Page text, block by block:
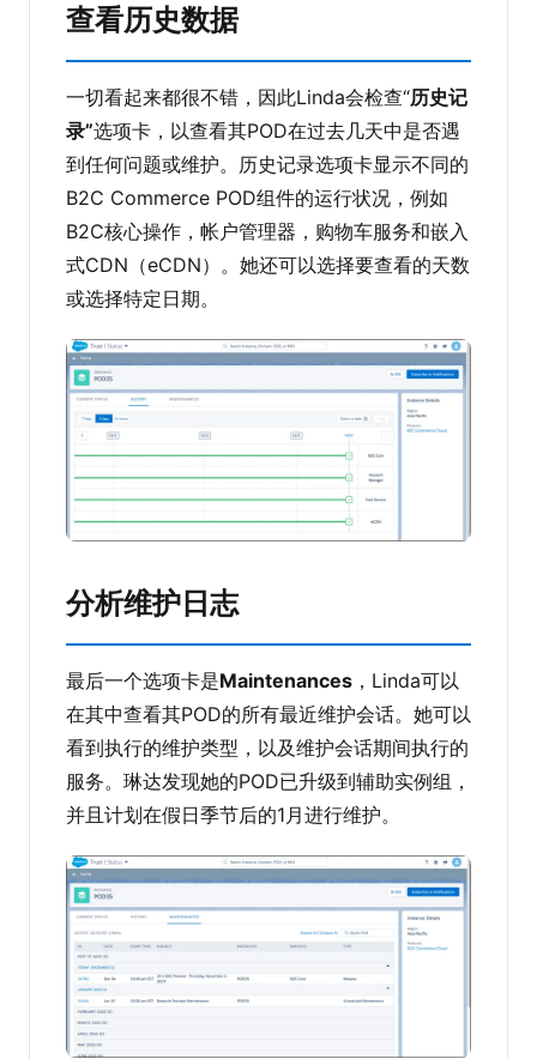
查看历史数据
一切看起来都很不错，因此Linda会检查“历史记
录”选项卡，以查看其POD在过去几天中是否遇
到任何问题或维护。历史记录选项卡显示不同的
B2C Commerce POD组件的运行状况，例如
B2C核心操作，帐户管理器，购物车服务和嵌入
式CDN（eCDN）。她还可以选择要查看的天数
或选择特定日期。
分析维护日志
最后一个选项卡是Maintenances ，Linda可以
在其中查看其POD的所有最近维护会话。她可以
看到执行的维护类型，以及维护会话期间执行的
服务。琳达发现她的POD已升级到辅助实例组，
并且计划在假日季节后的1月进行维护。